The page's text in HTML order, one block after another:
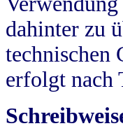
dahinter zu
technischen
erfolgt nach